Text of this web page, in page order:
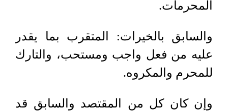
المحرمات.
والسابق بالخيرات: المتقرب بما يقدر
عليه من فعل واجب ومستحب، والتارك
للمحرم والمكروه.
وإن كان كل من المقتصد والسابق قد